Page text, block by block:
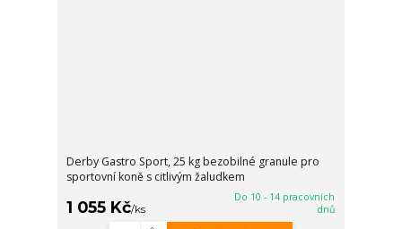
Derby Gastro Sport, 25 kg bezobilné granule pro
sportovní koně s citlivým žaludkem
1 055 Kč/ks
Do 10 - 14 pracovních
dnů